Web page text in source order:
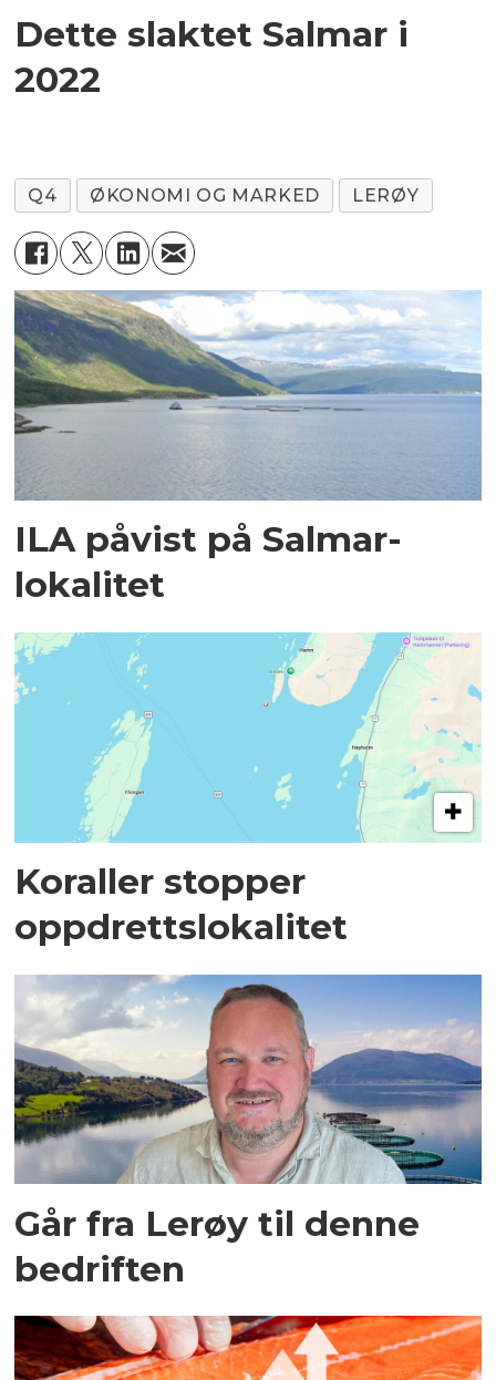
Dette slaktet Salmar i
2022
Q4 ØKONOMI OG MARKED LERØY
ILA påvist på Salmar-
lokalitet
Koraller stopper
oppdrettslokalitet
Går fra Lerøy til denne
bedriften